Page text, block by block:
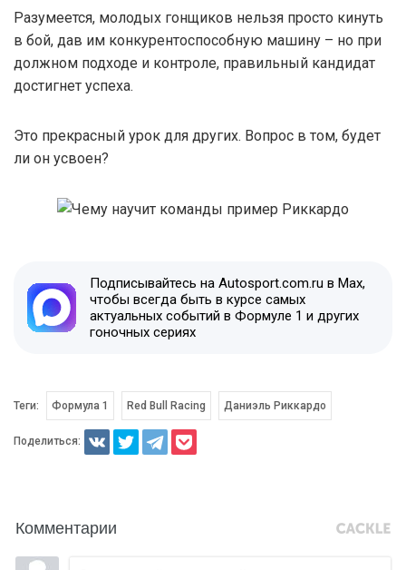
Разумеется, молодых гонщиков нельзя просто кинуть
в бой, дав им конкурентоспособную машину – но при
должном подходе и контроле, правильный кандидат
достигнет успеха.
Это прекрасный урок для других. Вопрос в том, будет
ли он усвоен?
Подписывайтесь на Autosport.com.ru в Max,
чтобы всегда быть в курсе самых
актуальных событий в Формуле 1 и других
гоночных сериях
Теги: Формула 1 Red Bull Racing Даниэль Риккардо
Поделиться:
Комментарии